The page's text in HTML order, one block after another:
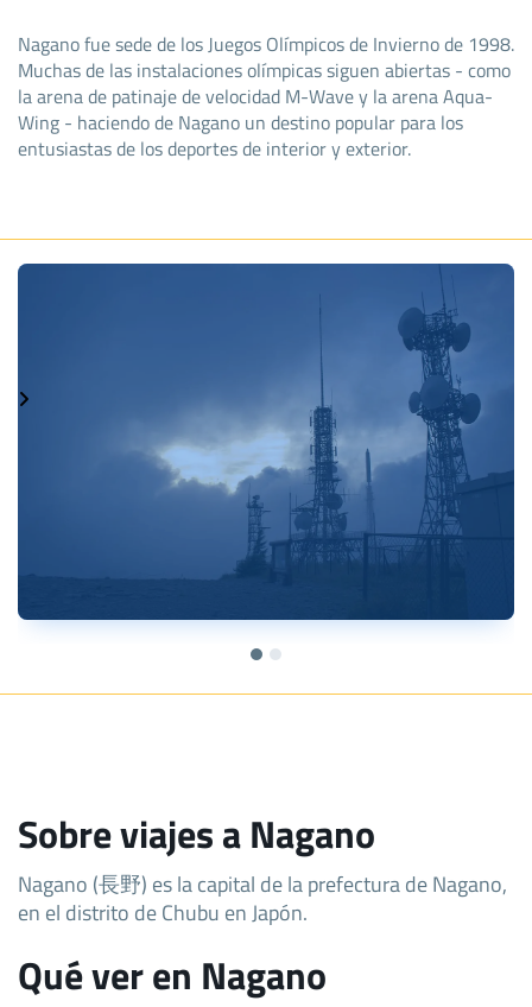
Nagano fue sede de los Juegos Olímpicos de Invierno de 1998.
Muchas de las instalaciones olímpicas siguen abiertas - como
la arena de patinaje de velocidad M-Wave y la arena Aqua-
Wing - haciendo de Nagano un destino popular para los
entusiastas de los deportes de interior y exterior.
Sobre viajes a Nagano
Nagano (長野) es la capital de la prefectura de Nagano,
en el distrito de Chubu en Japón.
Qué ver en Nagano